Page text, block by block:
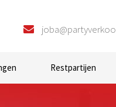
Restpartijen